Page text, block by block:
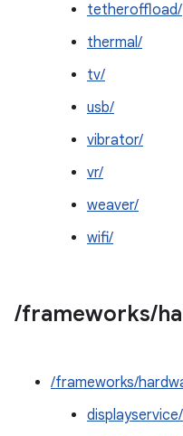
tetheroffload/
thermal/
tv/
usb/
vibrator/
vr/
weaver/
wifi/
/frameworks/
/frameworks/
displayservice/